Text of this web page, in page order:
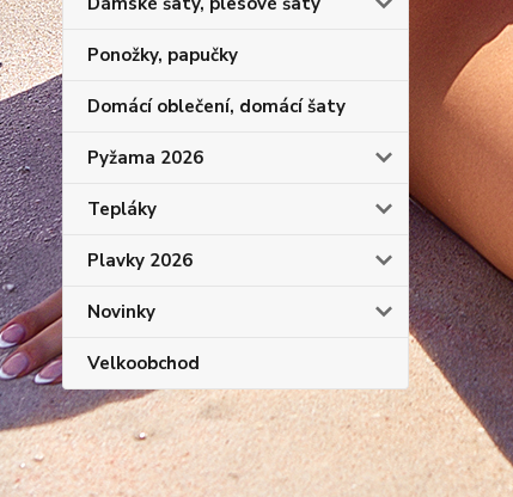
Ponožky, papučky
Domácí oblečení, domácí šaty
Pyžama 2026
Tepláky
Plavky 2026
Novinky
Velkoobchod